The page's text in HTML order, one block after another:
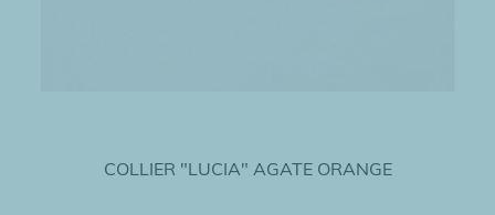
COLLIER "LUCIA" AGATE ORANGE